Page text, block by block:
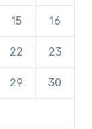
15 16
22 23
29 30